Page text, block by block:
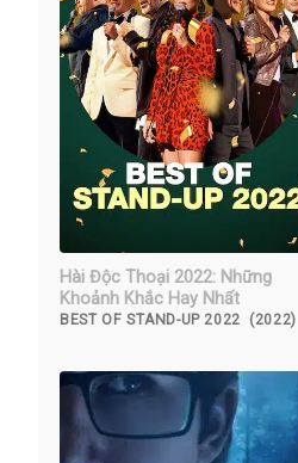
Hài Độc Thoại 2022: Những
Khoảnh Khắc Hay Nhất
BEST OF STAND-UP 2022 (2022)